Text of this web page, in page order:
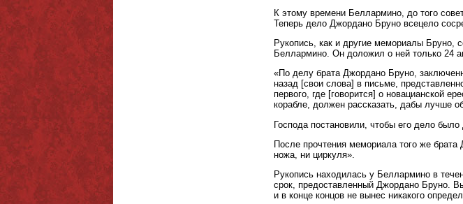
К этому времени Беллармино, до того
Теперь дело Джордано Бруно всецело
Рукопись, как и другие мемориалы Бруно,
Беллармино. Он доложил о ней только 24
«По делу брата Джордано Бруно,
назад [свои слова] в письме,
первого, где [говорится] о новацианской
корабле, должен рассказать, дабы лучше
Господа постановили, чтобы его дело было
После прочтения мемориала того же
ножа, ни циркуля».
Рукопись находилась у Беллармино в
срок, предоставленный Джордано Бруно.
и в конце концов не вынес никакого